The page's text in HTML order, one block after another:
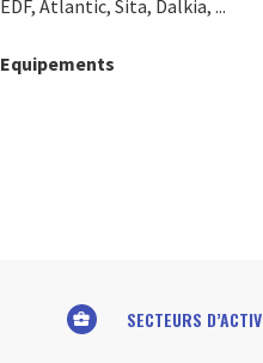
EDF, Atlantic, Sita, Dalkia, ...
Equipements
business_center SECTEURS